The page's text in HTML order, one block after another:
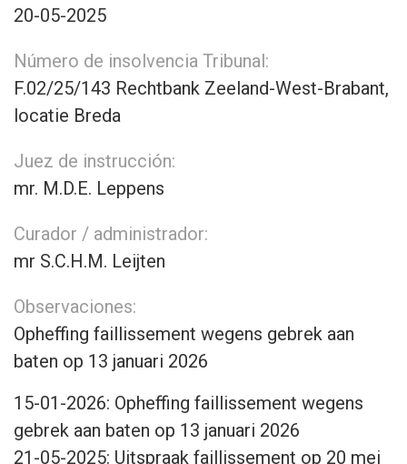
20-05-2025
Número de insolvencia Tribunal:
F.02/25/143 Rechtbank Zeeland-West-Brabant,
locatie Breda
Juez de instrucción:
mr. M.D.E. Leppens
Curador / administrador:
mr S.C.H.M. Leijten
Observaciones:
Opheffing faillissement wegens gebrek aan
baten op 13 januari 2026
15-01-2026: Opheffing faillissement wegens
gebrek aan baten op 13 januari 2026
21-05-2025: Uitspraak faillissement op 20 mei